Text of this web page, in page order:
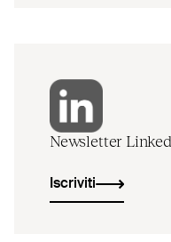
Newsletter
Iscriviti